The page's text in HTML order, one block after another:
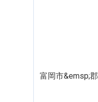
富岡市&emsp;郡